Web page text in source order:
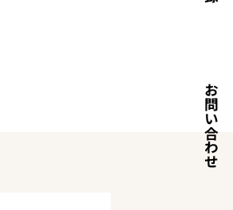
お問い合わせ